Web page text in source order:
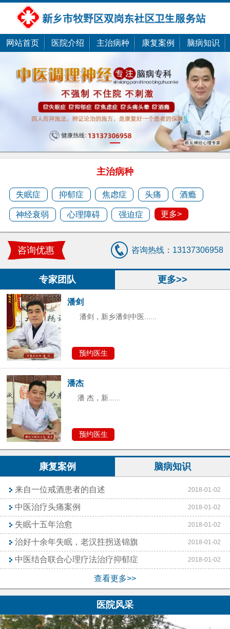
网站首页 医院介绍 主治病种 康复案例 脑病知识
1
主治病种
失眠症 抑郁症 焦虑症 头痛 酒瘾
神经衰弱 心理障碍 强迫症 更多>
咨询优惠 咨询热线：13137306958
专家团队 更多>>
潘剑
潘剑，新乡潘剑中医......
预约医生
潘杰
潘剑
潘剑，新乡潘剑中医......
预约医生
潘杰
潘 杰，新......
预约医生
康复案例 脑病知识
来自一位戒酒患者的自述 2018-01-02
中医治疗头痛案例 2018-01-02
失眠十五年治愈 2018-01-02
治好十余年失眠，老汉拄拐送锦旗 2018-01-02
中医结合联合心理疗法治疗抑郁症 2018-01-02
查看更多>>
医院风采